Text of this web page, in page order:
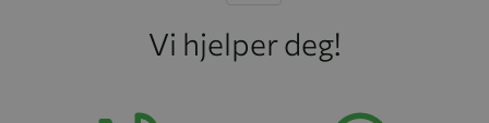
Vi hjelper deg!